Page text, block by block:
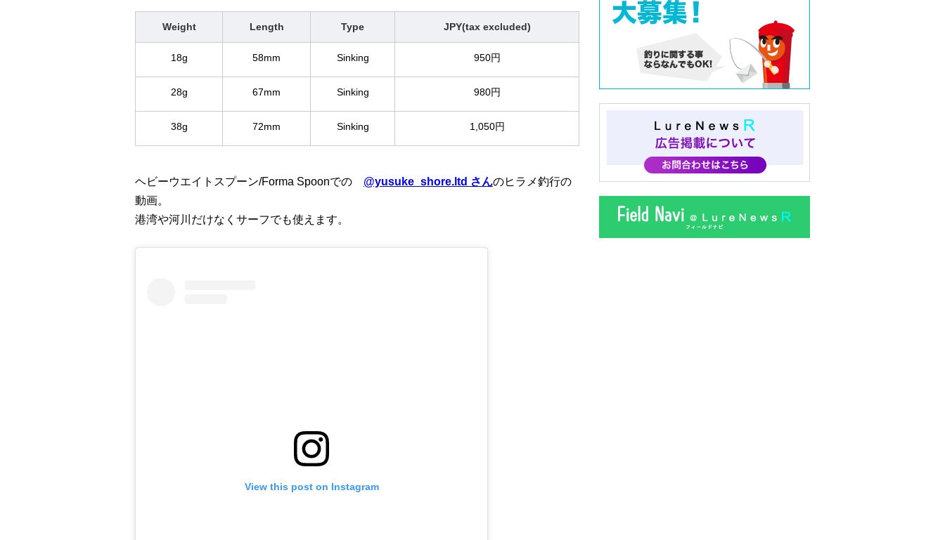
Weight Length Type JPY(tax excluded)
18g 58mm Sinking 950円
28g 67mm Sinking 980円
38g 72mm Sinking 1,050円
ヘビーウエイトスプーン/Forma Spoonでの @yusuke_shore.ltd さんのヒラメ釣行の
動画。
港湾や河川だけなくサーフでも使えます。
View this post on Instagram